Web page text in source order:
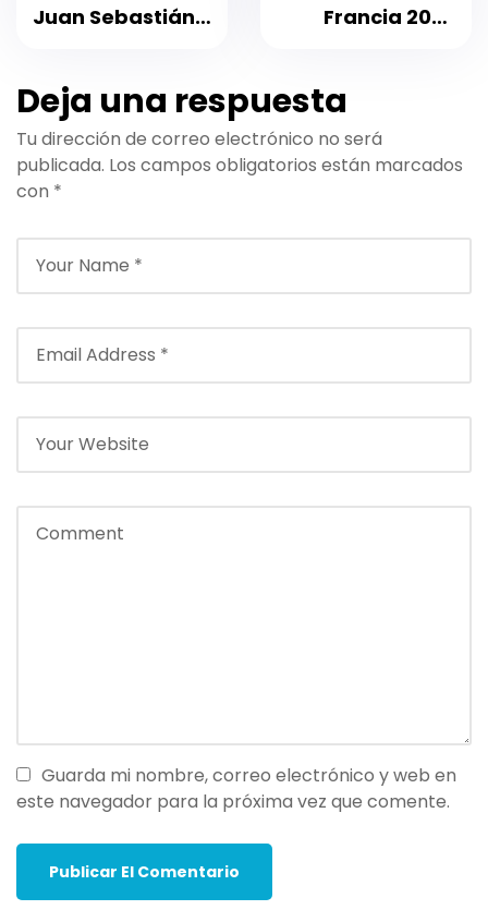
Juan Sebastián
Francia 2023
Deja una respuesta
Tu dirección de correo electrónico no será
publicada. Los campos obligatorios están marcados
con *
Guarda mi nombre, correo electrónico y web en
este navegador para la próxima vez que comente.